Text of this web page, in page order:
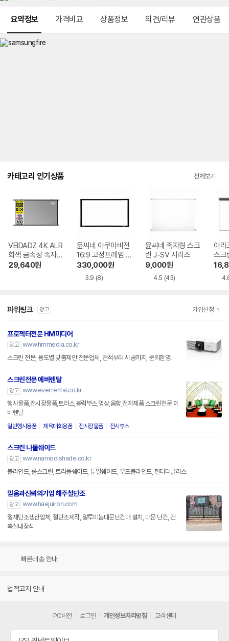
요약정보 가격비교 상품정보 의견/리뷰 연관상품
카테고리 인기상품 전체보기
VEIDADZ 4K ALR
회색 금속성 족자형
빔프로젝터 스크린
29,640원
윤씨네 아쿠아비전
16:9 고정프레임 스
크린 SA-FH 시리
즈 시네비젼원단
330,000원
3.9 (8)
윤씨네 족자형 스크
린 J-SV 시리즈
9,000원
4.5 (43)
아라
스크
파워링크 광고 가입신청
프로젝터전문 HM미디어
광고 www.hmmedia.co.kr
스크린 전문, 용도별 맞춤제안 전문업체, 견적부터 시공까지, 문의환영!
스크린전문 에버렌탈
광고 www.everrental.co.kr
행사물품,전시장물품,트러스,블럭부스,영상,음향,전자제품 스크린전문 에
버렌탈
일반행사용품 체육대회용품 전시장물품 전시부스
스크린 나물쉐이드
광고 www.namoolshade.co.kr
블라인드, 롤스크린, 트리플쉐이드, 듀얼쉐이드, 우드블라인드, 헌터더글라스
믿음과신뢰의기업 해주철단조
광고 www.haejuiron.com
철재단조생산업체, 철단조제작, 알루미늄대문난간대 설치, 대문 난간, 건
축실내장식
빠른배송 안내
법적고지 안내
PC버전 로그인 개인정보처리방침 고객센터